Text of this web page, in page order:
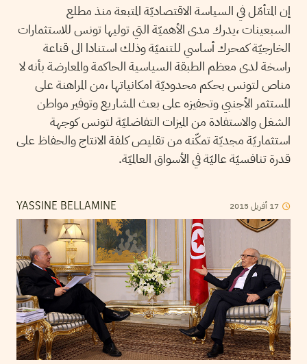
إن المتأمّل في السياسة الاقتصاديّة المتبعة منذ مطلع
السبعينات ،يدرك مدى الأهميّة التي توليها تونس للاستثمارات
الخارجيّة كمحرك أساسي للتنميّة وذلك استنادا الى قناعة
راسخة لدى معظم الطبقة السياسية الحاكمة والمعارضة بأنه لا
مناص لتونس بحكم محدوديّة امكانياتها ،من المراهنة على
المستثمر الأجنبي وتحفيزه على بعث المشاريع وتوفير مواطن
الشغل والاستفادة من الميزات التفاضليّة لتونس كوجهة
استثماريّة مجديّة تمكّنه من تقليص كلفة الانتاج والحفاظ على
قدرة تنافسيّة عاليّة في الأسواق العالميّة.
YASSINE BELLAMINE 17 أفريل 2015